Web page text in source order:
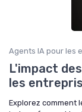
Agents IA pour les
L'impact
les
Explorez comment